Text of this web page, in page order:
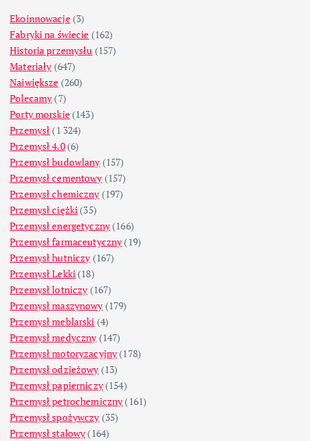
Ekoinnowacje(3)
Fabryki na świecie (162)
Historia przemysłu (157)
Materiały (647)
Największe (260)
Polecamy (7)
Porty morskie(143)
Przemysł (1 324)
Przemysł 4.0(6)
Przemysł budowlany (157)
Przemysł cementowy (157)
Przemysł chemiczny (197)
Przemysł ciężki (35)
Przemysł energetyczny (166)
Przemysł farmaceutyczny (19)
Przemysł hutniczy (167)
Przemysł Lekki (18)
Przemysł lotniczy (167)
Przemysł maszynowy (179)
Przemysł meblarski (4)
Przemysł medyczny (147)
Przemysł motoryzacyjny (178)
Przemysł odzieżowy (13)
Przemysł papierniczy(154)
Przemysł petrochemiczny (161)
Przemysł spożywczy (35)
Przemysł stalowy (164)